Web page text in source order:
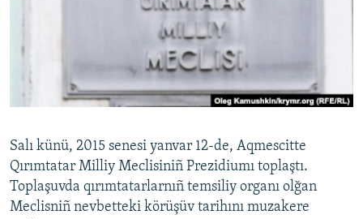
Русский
Українською
RFE/RS bütün saytları
Salı künü, 2015 senesi yanvar 12-de, Aqmescitte
Qırımtatar Milliy Meclisiniñ Prezidiumı toplaştı.
Toplaşuvda qırımtatarlarnıñ temsiliy organı olğan
Meclisniñ nevbetteki körüşüv tarihını muzakere